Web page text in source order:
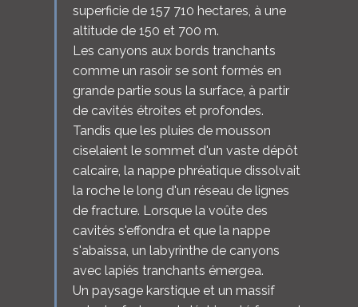
superficie de 157 710 hectares, à une
altitude de 150 et 700 m.
Les canyons aux bords tranchants
comme un rasoir se sont formés en
grande partie sous la surface, à partir
de cavités étroites et profondes.
Tandis que les pluies de mousson
ciselaient le sommet d'un vaste dépôt
calcaire, la nappe phréatique dissolvait
la roche le long d'un réseau de lignes
de fracture. Lorsque la voûte des
cavités s'effondra et que la nappe
s'abaissa, un labyrinthe de canyons
avec lapiés tranchants émergea.
Un paysage karstique et un massif